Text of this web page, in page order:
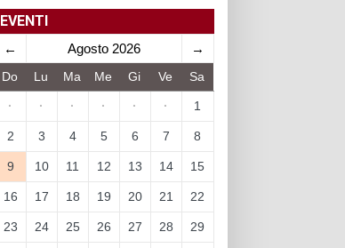
EVENTI
← Agosto 2026 →
Do Lu Ma Me Gi Ve Sa
· · · · · · 1
2 3 4 5 6 7 8
9 10 11 12 13 14 15
16 17 18 19 20 21 22
23 24 25 26 27 28 29